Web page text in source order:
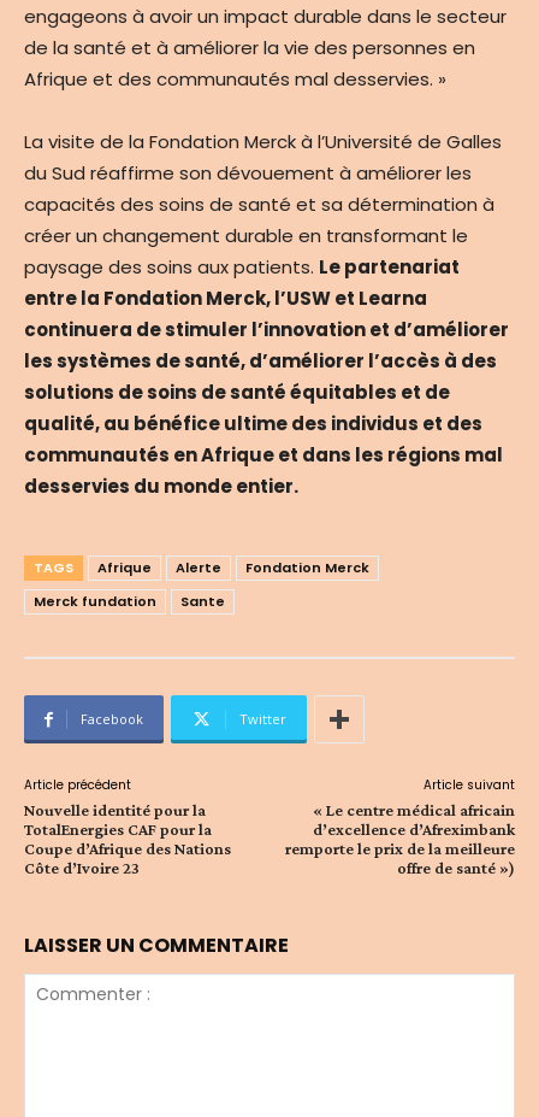
engageons à avoir un impact durable dans le secteur
de la santé et à améliorer la vie des personnes en
Afrique et des communautés mal desservies. »
La visite de la Fondation Merck à l’Université de Galles
du Sud réaffirme son dévouement à améliorer les
capacités des soins de santé et sa détermination à
créer un changement durable en transformant le
paysage des soins aux patients. Le partenariat
entre la Fondation Merck, l’USW et Learna
continuera de stimuler l’innovation et d’améliorer
les systèmes de santé, d’améliorer l’accès à des
solutions de soins de santé équitables et de
qualité, au bénéfice ultime des individus et des
communautés en Afrique et dans les régions mal
desservies du monde entier.
TAGS Afrique Alerte
Fondation Merck
Merck fundation
Sante
Facebook Twitter
Article précédent
Nouvelle identité pour la
TotalEnergies CAF pour la
Coupe d’Afrique des Nations
Côte d’Ivoire 23
Article suivant
« Le centre médical africain
d’excellence d’Afreximbank
remporte le prix de la meilleure
offre de santé »)
LAISSER UN COMMENTAIRE